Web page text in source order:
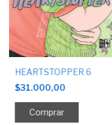
HEARTSTOPPER 6
$31.000,00